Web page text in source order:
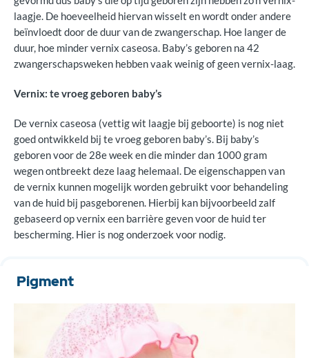
laagje. De hoeveelheid hiervan wisselt en wordt onder andere
beïnvloedt door de duur van de zwangerschap. Hoe langer de
duur, hoe minder vernix caseosa. Baby’s geboren na 42
zwangerschapsweken hebben vaak weinig of geen vernix-laag.
Vernix: te vroeg geboren baby’s
De vernix caseosa (vettig wit laagje bij geboorte) is nog niet
goed ontwikkeld bij te vroeg geboren baby’s. Bij baby’s
geboren voor de 28e week en die minder dan 1000 gram
wegen ontbreekt deze laag helemaal. De eigenschappen van
de vernix kunnen mogelijk worden gebruikt voor behandeling
van de huid bij pasgeborenen. Hierbij kan bijvoorbeeld zalf
gebaseerd op vernix een barrière geven voor de huid ter
bescherming. Hier is nog onderzoek voor nodig.
Pigment